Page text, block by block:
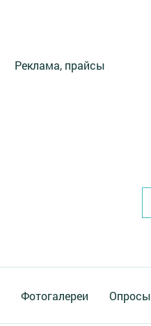
Реклама, прайсы
Фотогалереи Опросы